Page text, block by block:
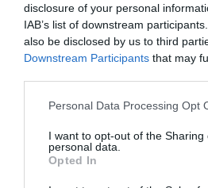
disclosure of your personal
IAB’s list of downstream
also be disclosed by us to third
Downstream Participants that may
Personal Data Processing Opt
I want to opt-out of the Sharing
personal data.
Opted In